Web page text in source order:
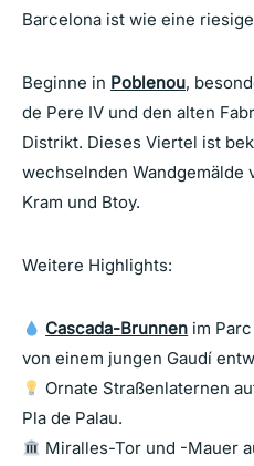
Barcelona ist wie eine
Beginne in Poblenou,
de Pere IV und den alten
Distrikt. Dieses Viertel ist
wechselnden Wandgemälde
Kram und Btoy.
Weitere Highlights:
Cascada-Brunnen im
von einem jungen Gaudí
Ornate Straßenlaternen
Pla de Palau.
Miralles-Tor und -Mauer